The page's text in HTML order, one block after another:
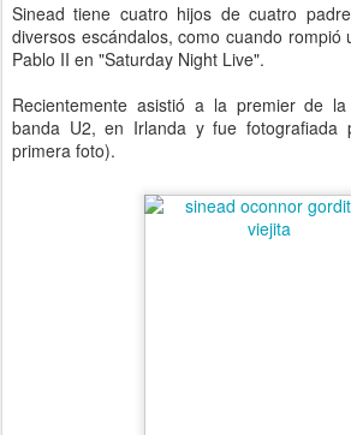
Sinead tiene cuatro hijos de cuatro
diversos escándalos, como cuando rompió
Pablo II en "Saturday Night Live".
Recientemente asistió a la premier de
banda U2, en Irlanda y fue fotografiada
primera foto).